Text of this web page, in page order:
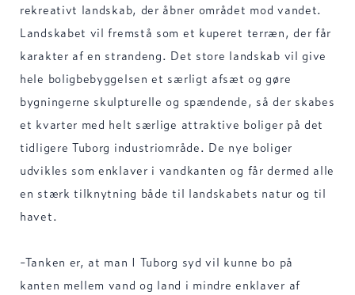
rekreativt landskab, der åbner området mod vandet.
Landskabet vil fremstå som et kuperet terræn, der får
karakter af en strandeng. Det store landskab vil give
hele boligbebyggelsen et særligt afsæt og gøre
bygningerne skulpturelle og spændende, så der skabes
et kvarter med helt særlige attraktive boliger på det
tidligere Tuborg industriområde. De nye boliger
udvikles som enklaver i vandkanten og får dermed alle
en stærk tilknytning både til landskabets natur og til
havet.
-Tanken er, at man I Tuborg syd vil kunne bo på
kanten mellem vand og land i mindre enklaver af